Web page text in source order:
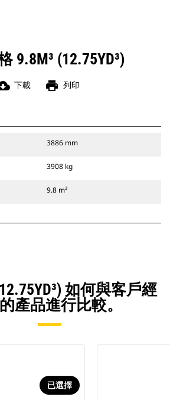
9.8M³ (12.75YD³)
下載 print 列印
3886 mm
3908 kg
9.8 m³
如何與客戶經
產品進行比較。
已選擇